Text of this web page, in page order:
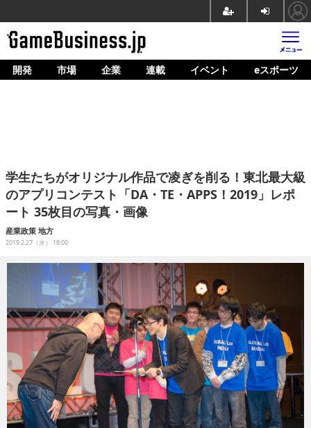
ホーム
企業動向
人材育成
産業政策
イベント/セミナー
eスポーツ
開発 市場 企業 連載 イベント eスポーツ
学生たちがオリジナル作品で凌ぎを削る！東北最大級
のアプリコンテスト「DA・TE・APPS！2019」レポ
ート 35枚目の写真・画像
産業政策 地方
2019.2.27（水） 18:00